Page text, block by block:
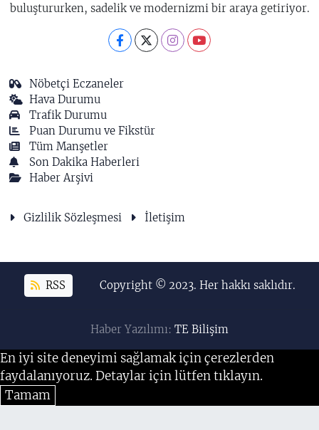
buluştururken, sadelik ve modernizmi bir araya getiriyor.
Nöbetçi Eczaneler
Hava Durumu
Trafik Durumu
Puan Durumu ve Fikstür
Tüm Manşetler
Son Dakika Haberleri
Haber Arşivi
Gizlilik Sözleşmesi İletişim
RSS Copyright © 2023. Her hakkı saklıdır.
Haber Yazılımı: TE Bilişim
En iyi site deneyimi sağlamak için çerezlerden
faydalanıyoruz. Detaylar için lütfen tıklayın.
Tamam